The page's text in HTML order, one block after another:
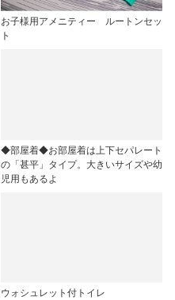
お子様用アメニティー ルートンセッ
ト
◆部屋着◆お部屋着は上下セパレート
の「甚平」タイプ。大きいサイズや幼
児用もあるよ
ウォシュレット付トイレ